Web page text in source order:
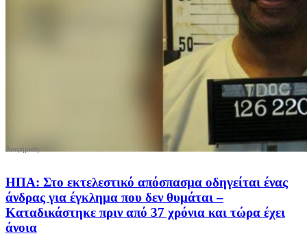
ΗΠΑ: Στο εκτελεστικό απόσπασμα οδηγείται ένας
άνδρας για έγκλημα που δεν θυμάται –
Καταδικάστηκε πριν από 37 χρόνια και τώρα έχει
άνοια